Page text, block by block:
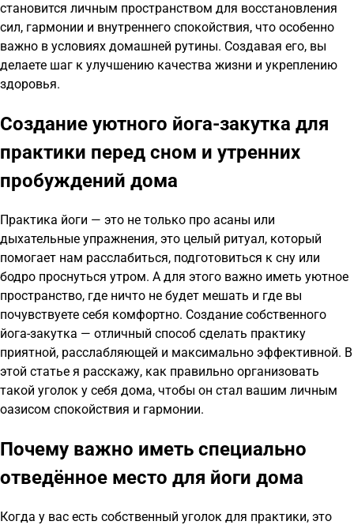
становится личным пространством для восстановления
сил, гармонии и внутреннего спокойствия, что особенно
важно в условиях домашней рутины. Создавая его, вы
делаете шаг к улучшению качества жизни и укреплению
здоровья.
Создание уютного йога-закутка для
практики перед сном и утренних
пробуждений дома
Практика йоги — это не только про асаны или
дыхательные упражнения, это целый ритуал, который
помогает нам расслабиться, подготовиться к сну или
бодро проснуться утром. А для этого важно иметь уютное
пространство, где ничто не будет мешать и где вы
почувствуете себя комфортно. Создание собственного
йога-закутка — отличный способ сделать практику
приятной, расслабляющей и максимально эффективной. В
этой статье я расскажу, как правильно организовать
такой уголок у себя дома, чтобы он стал вашим личным
оазисом спокойствия и гармонии.
Почему важно иметь специально
отведённое место для йоги дома
Когда у вас есть собственный уголок для практики, это